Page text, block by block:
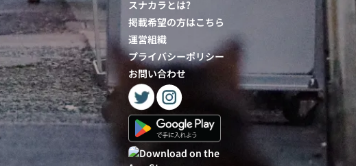
スナカラとは?
掲載希望の方はこちら
運営組織
プライバシーポリシー
お問い合わせ